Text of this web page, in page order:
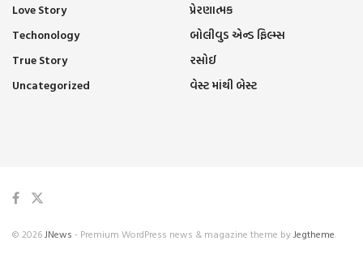
Love Story
Techonology
True Story
Uncategorized
પ્રેરણાત્મક
બોલીવુડ એન્ડ ફિલ્મ્સ
રસોઈ
વેસ્ટ માંથી બેસ્ટ
© 2026JNews - Premium WordPress news & magazine theme byJegtheme.